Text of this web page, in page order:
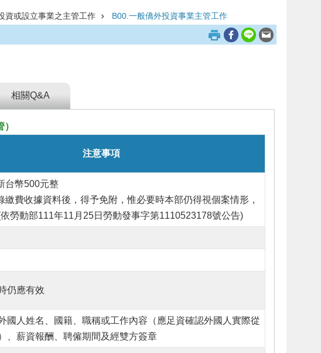
資或設立事業之主管工作 B00.一般僑外投資事業主管工作
相關Q&A
注意事項
台幣500元整
繳費收據資料後，得予免附，惟必要時本部仍得視個案情形，
勞動部111年11月25日勞動發事字第1110523178號公告)
仍應有效
國人姓名、國籍、職稱或工作內容（應足資確認外國人實際從
、薪資報酬、聘僱期間及經雙方簽章